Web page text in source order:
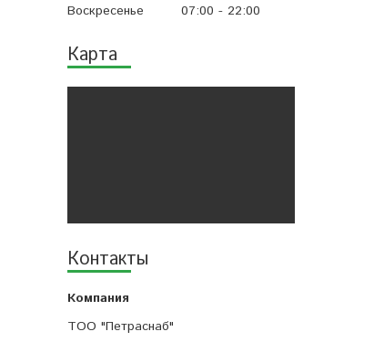
Воскресенье
07:00 22:00
Карта
Контакты
ТОО "Петраснаб"